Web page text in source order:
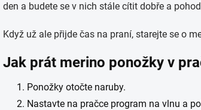
den a budete se v nich stále cítit dobře a
Když už ale přijde čas na praní, starejte se o
Jak prát merino ponožky v
Ponožky otočte naruby.
Nastavte na pračce program na vlnu a